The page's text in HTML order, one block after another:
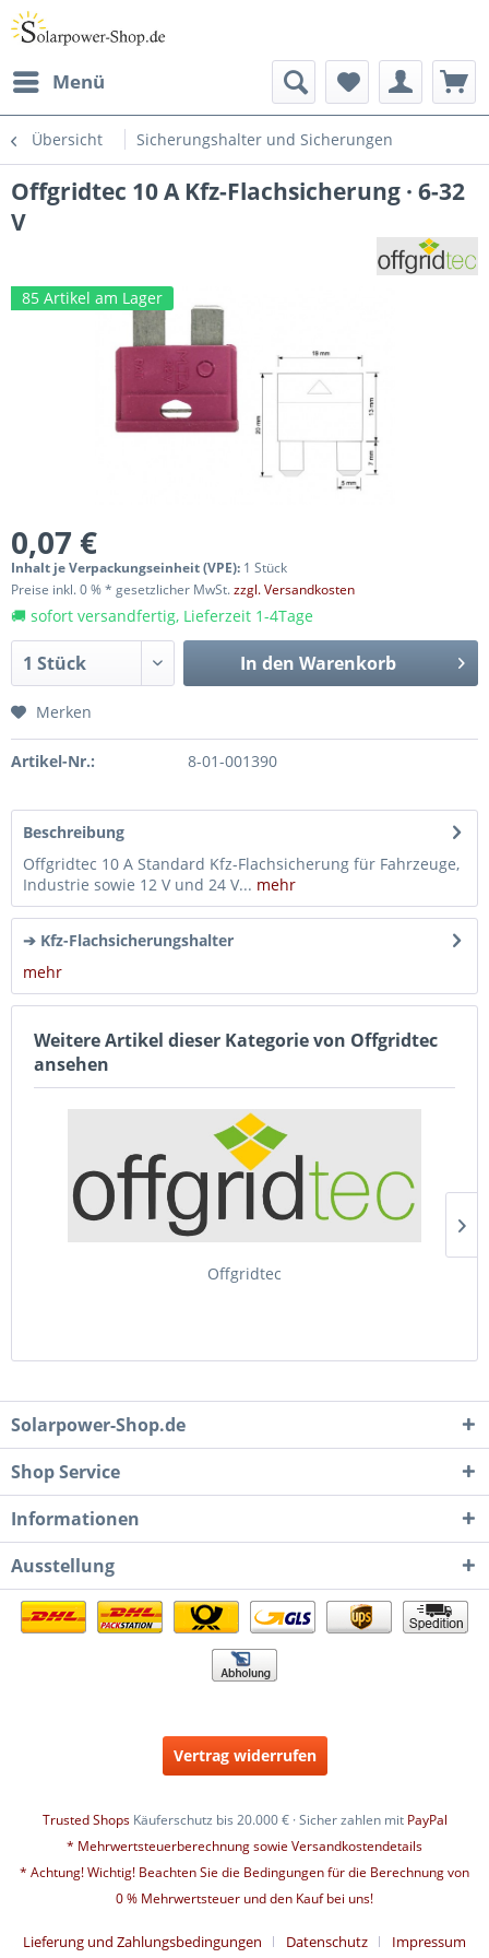
Menü
Übersicht Sicherungshalter und Sicherungen
Offgridtec 10 A Kfz-Flachsicherung · 6-32
V
85 Artikel am Lager
0,07 €
Inhalt je Verpackungseinheit (VPE): 1 Stück
Preise inkl. 0 % * gesetzlicher MwSt.zzgl. Versandkosten
🚚 sofort versandfertig, Lieferzeit 1-4Tage
In den Warenkorb
Merken
Artikel-Nr.: 8-01-001390
Beschreibung
Offgridtec 10 A Standard Kfz-Flachsicherung für Fahrzeuge,
Industrie sowie 12 V und 24 V... mehr
➔ Kfz-Flachsicherungshalter
mehr
Weitere Artikel dieser Kategorie von Offgridtec
ansehen
Offgridtec
Solarpower-Shop.de
Shop Service
Informationen
Ausstellung
Vertrag widerrufen
Trusted ShopsKäuferschutz bis 20.000 € · Sicher zahlen mit PayPal
* Mehrwertsteuerberechnung sowie Versandkostendetails
* Achtung! Wichtig! Beachten Sie die Bedingungen für die Berechnung von
0 % Mehrwertsteuer und den Kauf bei uns!
Lieferung und Zahlungsbedingungen Datenschutz Impressum